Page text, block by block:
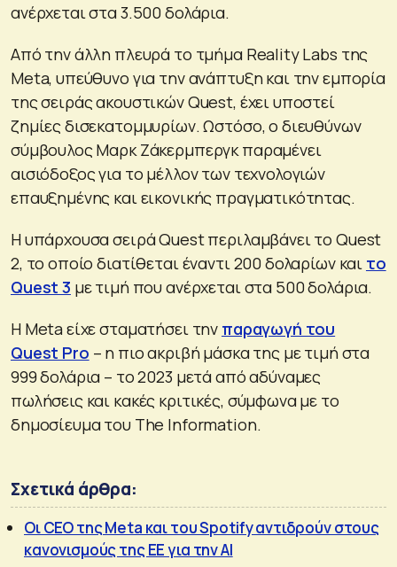
ανέρχεται στα 3.500 δολάρια.
Από την άλλη πλευρά το τμήμα Reality Labs της
Meta, υπεύθυνο για την ανάπτυξη και την εμπορία
της σειράς ακουστικών Quest, έχει υποστεί
ζημίες δισεκατομμυρίων. Ωστόσο, ο διευθύνων
σύμβουλος Μαρκ Ζάκερμπεργκ παραμένει
αισιόδοξος για το μέλλον των τεχνολογιών
επαυξημένης και εικονικής πραγματικότητας.
Η υπάρχουσα σειρά Quest περιλαμβάνει το Quest
2, το οποίο διατίθεται έναντι 200 δολαρίων και το
Quest 3 με τιμή που ανέρχεται στα 500 δολάρια.
Η Meta είχε σταματήσει την παραγωγή του
Quest Pro – η πιο ακριβή μάσκα της με τιμή στα
999 δολάρια – το 2023 μετά από αδύναμες
πωλήσεις και κακές κριτικές, σύμφωνα με το
δημοσίευμα του The Information.
Σχετικά άρθρα:
Οι CEO της Meta και του Spotify αντιδρούν στους
κανονισμούς της ΕΕ για την AI